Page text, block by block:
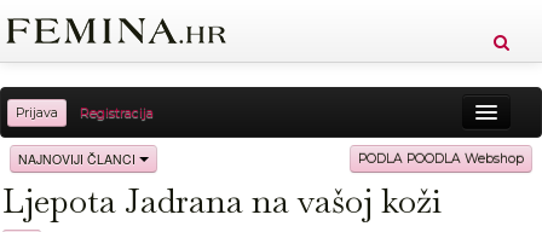
Prijava Registracija
Sreća Zdravlje Vitkost
Moda Ljubav Relax Putovanja Recepti
NAJNOVIJI ČLANCI PODLA POODLA Webshop
Ljepota Jadrana na vašoj koži